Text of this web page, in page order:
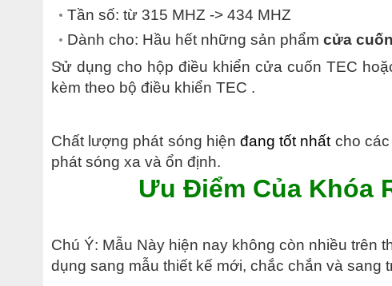
Tần số: từ 315 MHZ -> 434 MHZ
Dành cho: Hầu hết những sản phẩm cửa cuốn
Sử dụng cho hộp điều khiển cửa cuốn TEC
kèm theo bộ điều khiển TEC .
Chất lượng phát sóng hiện đang tốt nhất cho
phát sóng xa và ổn định.
Ưu Điểm Của Khóa
Chú Ý: Mẫu Này hiện nay không còn nhiều trên
dụng sang mẫu thiết kế mới, chắc chắn và sang